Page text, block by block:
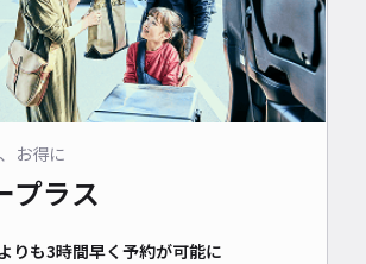
お得に
プラス
りも3時間早く予約が可能に